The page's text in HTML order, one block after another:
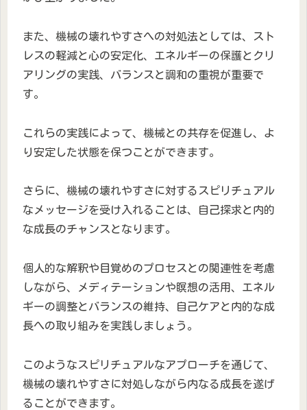
また、機械の壊れやすさへの対処法としては、スト
レスの軽減と心の安定化、エネルギーの保護とクリ
アリングの実践、バランスと調和の重視が重要で
す。
これらの実践によって、機械との共存を促進し、よ
り安定した状態を保つことができます。
さらに、機械の壊れやすさに対するスピリチュアル
なメッセージを受け入れることは、自己探求と内的
な成長のチャンスとなります。
個人的な解釈や目覚めのプロセスとの関連性を考慮
しながら、メディテーションや瞑想の活用、エネル
ギーの調整とバランスの維持、自己ケアと内的な成
長への取り組みを実践しましょう。
このようなスピリチュアルなアプローチを通じて、
機械の壊れやすさに対処しながら内なる成長を遂げ
ることができます。